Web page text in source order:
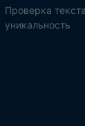
Проверка
уникальность